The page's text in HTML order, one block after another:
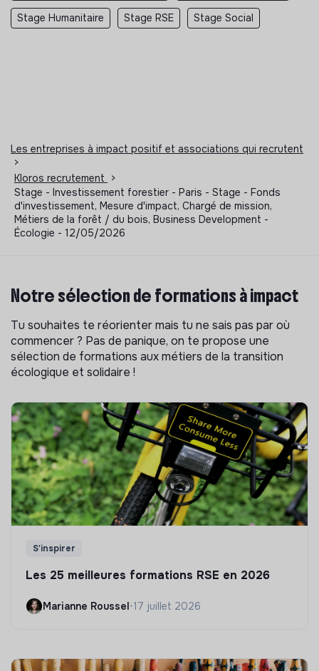
Stage Humanitaire Stage RSE Stage Social
Les entreprises à impact positif et associations qui recrutent
>
Kloros recrutement
>
Stage - Investissement forestier - Paris - Stage - Fonds
d'investissement, Mesure d'impact, Chargé de mission,
Métiers de la forêt / du bois, Business Development -
Écologie - 12/05/2026
Notre sélection de formations à impact
Tu souhaites te réorienter mais tu ne sais pas par où
commencer ? Pas de panique, on te propose une
sélection de formations aux métiers de la transition
écologique et solidaire !
S'inspirer
Les 25 meilleures formations RSE en 2026
Marianne Roussel•17 juillet 2026